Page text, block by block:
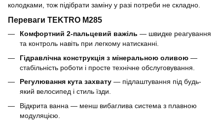
колодками, тож підібрати заміну у разі потреби не складно.
Переваги TEKTRO M285
Комфортний 2-пальцевий важіль — швидке реагування
та контроль навіть при легкому натисканні.
Гідравлічна конструкція з мінеральною оливою —
стабільність роботи і просте технічне обслуговування.
Регулювання кута захвату — підлаштування під будь-
який велосипед і стиль їзди.
Відкрита ванна — менш вибаглива система з плавною
модуляцією.